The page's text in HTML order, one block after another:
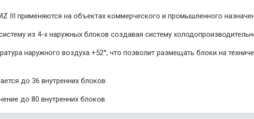
III применяются на объектах коммерческого и промышленного
из 4-х наружных блоков создавая систему
наружного воздуха +52°, что позволит размещать блоки на
до 36 внутренних блоков.
до 80 внутренних блоков.